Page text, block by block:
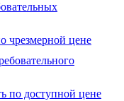
чрезмерной цене
по доступной цене